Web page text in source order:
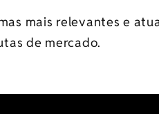
mais relevantes e
de mercado.